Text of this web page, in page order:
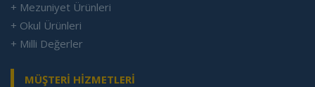
+ Mezuniyet Ürünleri
+ Okul Ürünleri
+ Milli Değerler
MÜŞTERİ HİZMETLERİ